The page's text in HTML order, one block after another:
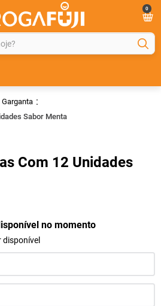
0
Garganta
Sabor Menta
Com 12 Unidades
no momento